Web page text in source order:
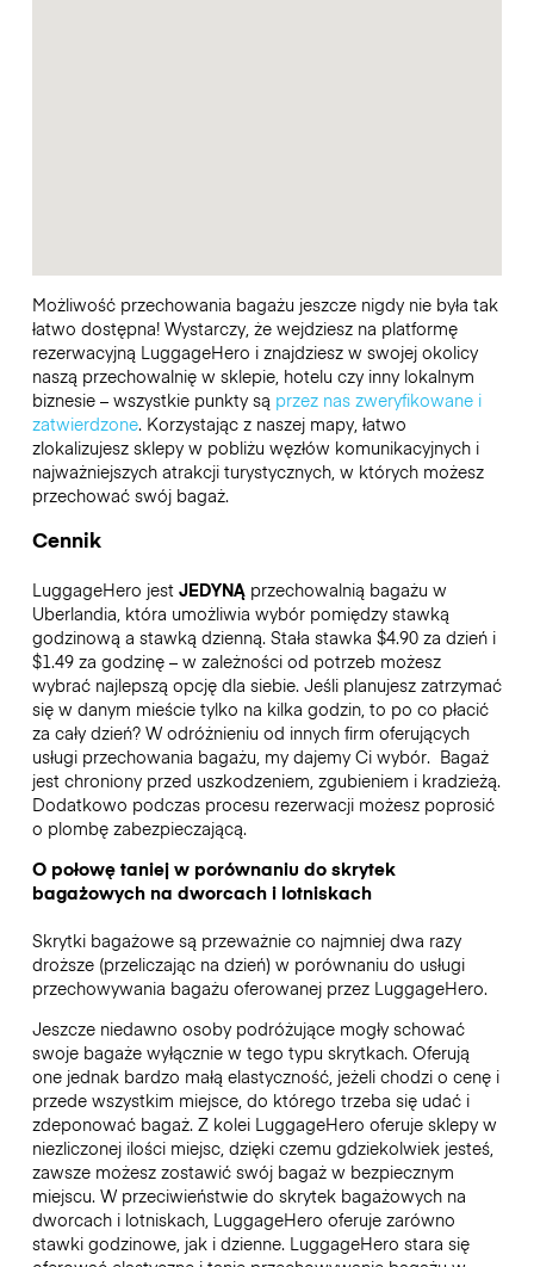
Możliwość przechowania bagażu jeszcze nigdy nie była tak
łatwo dostępna! Wystarczy, że wejdziesz na platformę
rezerwacyjną LuggageHero i znajdziesz w swojej okolicy
naszą przechowalnię w sklepie, hotelu czy inny lokalnym
biznesie – wszystkie punkty są przez nas zweryfikowane i
zatwierdzone. Korzystając z naszej mapy, łatwo
zlokalizujesz sklepy w pobliżu węzłów komunikacyjnych i
najważniejszych atrakcji turystycznych, w których możesz
przechować swój bagaż.
Cennik
LuggageHero jest JEDYNĄprzechowalnią bagażu w
Uberlandia, która umożliwia wybór pomiędzy stawką
godzinową a stawką dzienną. Stała stawka $4.90 za dzień i
$1.49 za godzinę – w zależności od potrzeb możesz
wybrać najlepszą opcję dla siebie. Jeśli planujesz zatrzymać
się w danym mieście tylko na kilka godzin, to po co płacić
za cały dzień? W odróżnieniu od innych firm oferujących
usługi przechowania bagażu, my dajemy Ci wybór. Bagaż
jest chroniony przed uszkodzeniem, zgubieniem i kradzieżą.
Dodatkowo podczas procesu rezerwacji możesz poprosić
o plombę zabezpieczającą.
O połowę taniej w porównaniu do skrytek
bagażowych na dworcach i lotniskach
Skrytki bagażowe są przeważnie co najmniej dwa razy
droższe (przeliczając na dzień) w porównaniu do usługi
przechowywania bagażu oferowanej przez LuggageHero.
Jeszcze niedawno osoby podróżujące mogły schować
swoje bagaże wyłącznie w tego typu skrytkach. Oferują
one jednak bardzo małą elastyczność, jeżeli chodzi o cenę i
przede wszystkim miejsce, do którego trzeba się udać i
zdeponować bagaż. Z kolei LuggageHero oferuje sklepy w
niezliczonej ilości miejsc, dzięki czemu gdziekolwiek jesteś,
zawsze możesz zostawić swój bagaż w bezpiecznym
miejscu. W przeciwieństwie do skrytek bagażowych na
dworcach i lotniskach, LuggageHero oferuje zarówno
stawki godzinowe, jak i dzienne. LuggageHero stara się